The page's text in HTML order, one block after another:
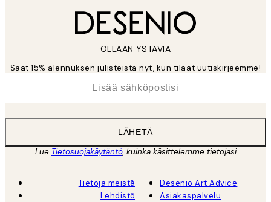
OLLAAN YSTÄVIÄ
Saat 15% alennuksen julisteista nyt, kun tilaat uutiskirjeemme!
LÄHETÄ
Lue Tietosuojakäytäntö, kuinka käsittelemme tietojasi
Tietoja meistä
Lehdistö
Desenio Art Advice
Asiakaspalvelu